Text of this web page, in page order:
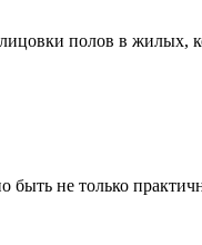
полов в
быть не только